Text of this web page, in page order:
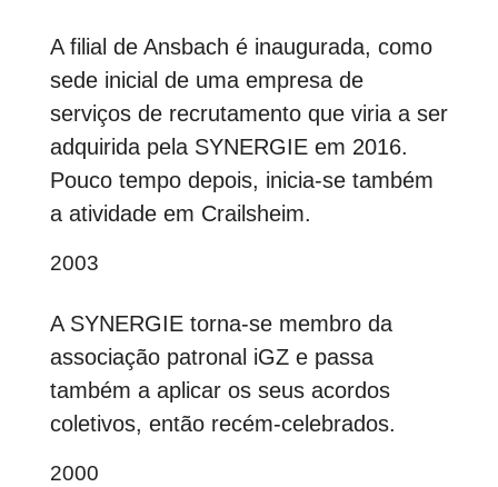
A filial de Ansbach é inaugurada, como
sede inicial de uma empresa de
serviços de recrutamento que viria a ser
adquirida pela SYNERGIE em 2016.
Pouco tempo depois, inicia-se também
a atividade em Crailsheim.
2003
A SYNERGIE torna-se membro da
associação patronal iGZ e passa
também a aplicar os seus acordos
coletivos, então recém-celebrados.
2000